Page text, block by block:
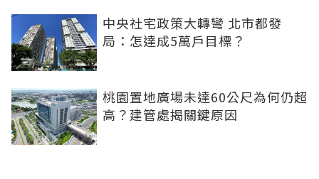
中央社宅政策大轉彎 北市都發
局：怎達成5萬戶目標？
桃園置地廣場未達60公尺為何仍超
高？建管處揭關鍵原因